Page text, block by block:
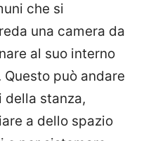
che si
una camera da
al suo interno
Questo può andare
della stanza,
a dello spazio